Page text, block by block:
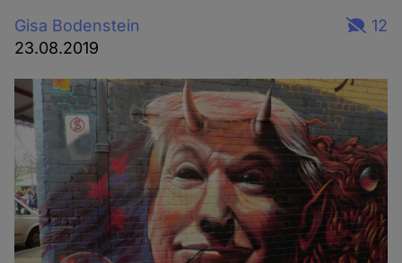
Gisa Bodenstein
23.08.2019
12